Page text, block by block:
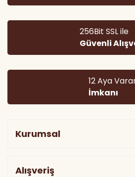
256Bit SSL ile
Güvenli
12 Aya
İmkanı
Kurumsal
Alışveriş